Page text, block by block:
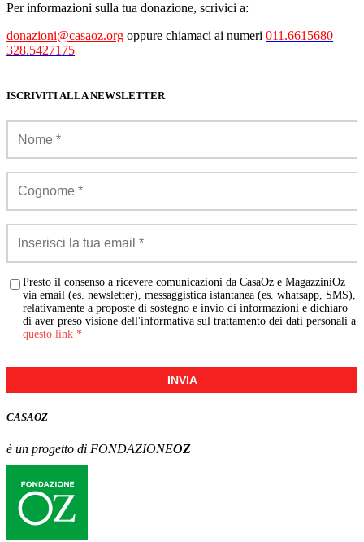
Per informazioni sulla tua donazione, scrivici a:
donazioni@casaoz.org oppure chiamaci ai numeri 011.6615680 –
328.5427175
ISCRIVITI ALLA NEWSLETTER
Presto il consenso a ricevere comunicazioni da CasaOz e MagazziniOz
via email (es. newsletter), messaggistica istantanea (es. whatsapp, SMS),
relativamente a proposte di sostegno e invio di informazioni e dichiaro
di aver preso visione dell'informativa sul trattamento dei dati personali a
questo link *
INVIA
CASAOZ
è un progetto di FONDAZIONEOZ